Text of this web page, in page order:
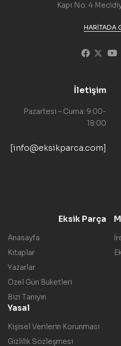
Kapı No: 4
HARITADA
İletişim
Pazartesi – Cuma: 9:00-
18:00
[info@eksikparca.com]
Eksik Parça
Anasayfa
Kitaplar
Yazarlar
Özel Gün Buketleri
Bizi Tanıyın
Yasal
Kişisel Verilerin Korunması
Gizlilik Sözleşmesi